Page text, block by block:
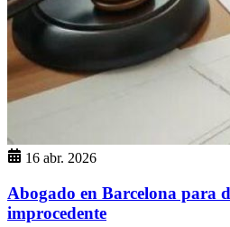
16 abr. 2026
Abogado en Barcelona para
improcedente